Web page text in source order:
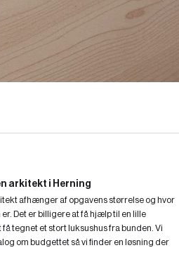
arkitekt i Herning
afhænger af opgavens størrelse og hvor
Det er billigere at få hjælp til en lille
tegnet et stort luksushus fra bunden. Vi
om budgettet så vi finder en løsning der